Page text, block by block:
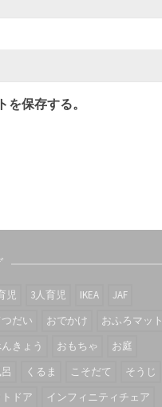
保存する。
児 3人育児 IKEA
JAF
だい
おでかけ
おふろマット
きょう
おもちゃ
お庭
くるま こそだて
そうじ
ドア
インフィニティチェア